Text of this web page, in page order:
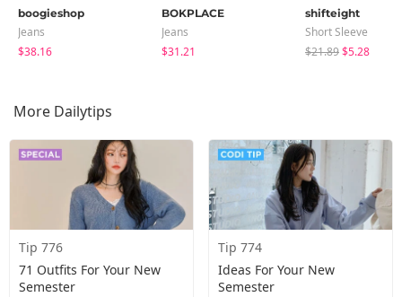
boogieshop
Jeans
$38.16
BOKPLACE
Jeans
$31.21
shifteight
Short Sleeve
$21.89$5.28
More Dailytips
Tip 776
71 Outfits For Your New
Semester
Tip 774
Ideas For Your New
Semester